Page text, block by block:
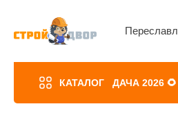
КАТАЛОГ ДАЧА 2026 🌻